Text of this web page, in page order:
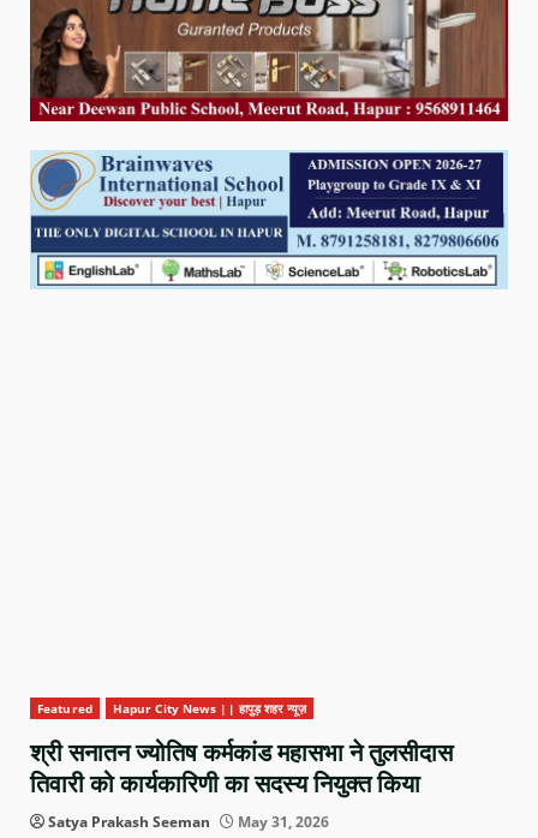
Featured Hapur City News || हापुड़ शहर न्यूज़
श्री सनातन ज्योतिष कर्मकांड महासभा ने तुलसीदास
तिवारी को कार्यकारिणी का सदस्य नियुक्त किया
Satya Prakash Seeman May 31, 2026